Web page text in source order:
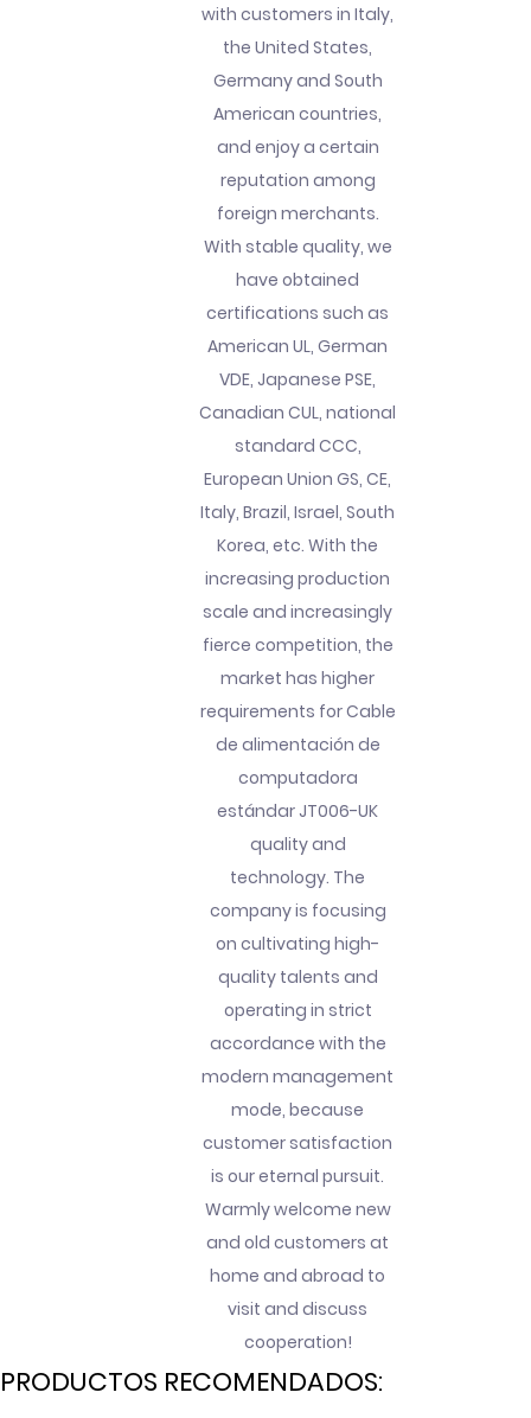
with customers in Italy,
the United States,
Germany and South
American countries,
and enjoy a certain
reputation among
foreign merchants.
With stable quality, we
have obtained
certifications such as
American UL, German
VDE, Japanese PSE,
Canadian CUL, national
standard CCC,
European Union GS, CE,
Italy, Brazil, Israel, South
Korea, etc. With the
increasing production
scale and increasingly
fierce competition, the
market has higher
requirements for Cable
de alimentación de
computadora
estándar JT006-UK
quality and
technology. The
company is focusing
on cultivating high-
quality talents and
operating in strict
accordance with the
modern management
mode, because
customer satisfaction
is our eternal pursuit.
Warmly welcome new
and old customers at
home and abroad to
visit and discuss
cooperation!
PRODUCTOS RECOMENDADOS: